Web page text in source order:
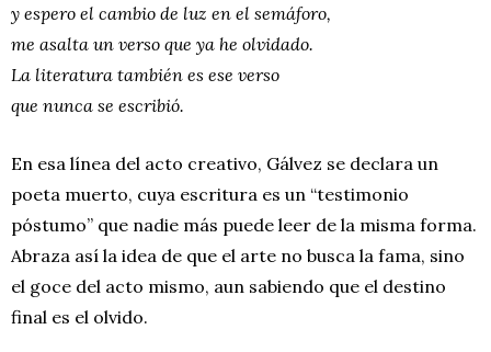
y espero el cambio de luz en el semáforo,
me asalta un verso que ya he olvidado.
La literatura también es ese verso
que nunca se escribió.
En esa línea del acto creativo, Gálvez se declara un
poeta muerto, cuya escritura es un “testimonio
póstumo” que nadie más puede leer de la misma forma.
Abraza así la idea de que el arte no busca la fama, sino
el goce del acto mismo, aun sabiendo que el destino
final es el olvido.